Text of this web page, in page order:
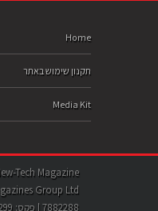
Home
תקנון שימוש באתר
Media Kit
7882288 | פקס: 09-7428299